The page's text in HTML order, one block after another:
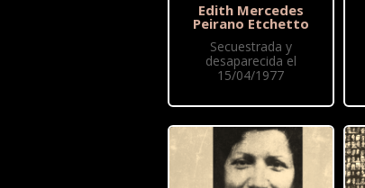
Edith Mercedes
Peirano Etchetto
Secuestrada y
desaparecida el
15/04/1977